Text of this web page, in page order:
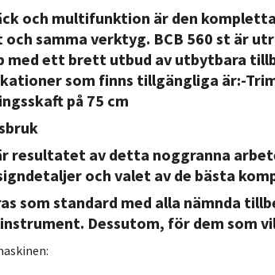
och multifunktion är den
samma verktyg. BCB 560 st är
med ett brett utbud av utbytbara
som finns tillgängliga är:-
på 75 cm
resultatet av detta noggranna
och valet av de bästa
som standard med alla nämnda
Dessutom, för dem som